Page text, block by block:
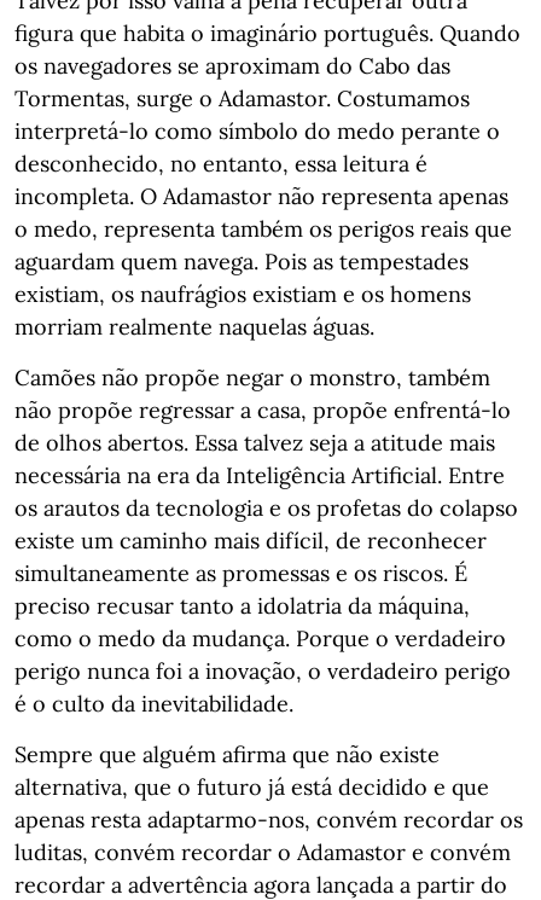
figura que habita o imaginário português. Quando
os navegadores se aproximam do Cabo das
Tormentas, surge o Adamastor. Costumamos
interpretá-lo como símbolo do medo perante o
desconhecido, no entanto, essa leitura é
incompleta. O Adamastor não representa apenas
o medo, representa também os perigos reais que
aguardam quem navega. Pois as tempestades
existiam, os naufrágios existiam e os homens
morriam realmente naquelas águas.
Camões não propõe negar o monstro, também
não propõe regressar a casa, propõe enfrentá-lo
de olhos abertos. Essa talvez seja a atitude mais
necessária na era da Inteligência Artificial. Entre
os arautos da tecnologia e os profetas do colapso
existe um caminho mais difícil, de reconhecer
simultaneamente as promessas e os riscos. É
preciso recusar tanto a idolatria da máquina,
como o medo da mudança. Porque o verdadeiro
perigo nunca foi a inovação, o verdadeiro perigo
é o culto da inevitabilidade.
Sempre que alguém afirma que não existe
alternativa, que o futuro já está decidido e que
apenas resta adaptarmo-nos, convém recordar os
luditas, convém recordar o Adamastor e convém
recordar a advertência agora lançada a partir do